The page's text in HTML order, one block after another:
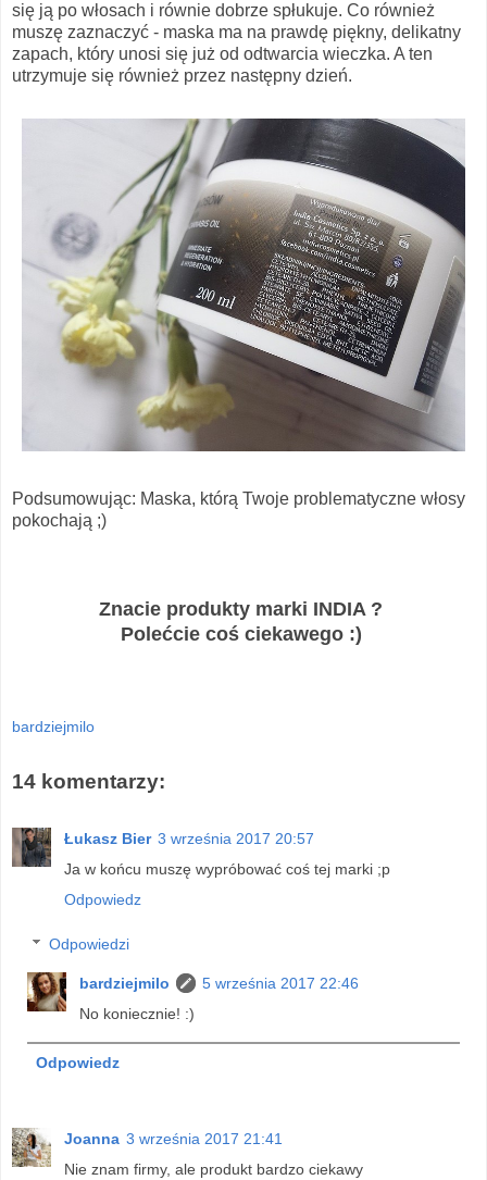
się ją po włosach i równie dobrze spłukuje. Co również
muszę zaznaczyć - maska ma na prawdę piękny, delikatny
zapach, który unosi się już od odtwarcia wieczka. A ten
utrzymuje się również przez następny dzień.
Podsumowując: Maska, którą Twoje problematyczne włosy
pokochają ;)
Znacie produkty marki INDIA ?
Polećcie coś ciekawego :)
bardziejmilo
14 komentarzy:
Łukasz Bier 3 września 2017 20:57
Ja w końcu muszę wypróbować coś tej marki ;p
Odpowiedz
Odpowiedzi
bardziejmilo
5 września 2017 22:46
No koniecznie! :)
Odpowiedz
Joanna 3 września 2017 21:41
Nie znam firmy, ale produkt bardzo ciekawy